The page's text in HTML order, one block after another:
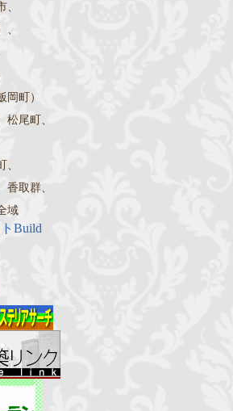
町）
松尾町、
香取群、
域